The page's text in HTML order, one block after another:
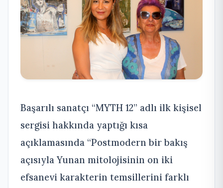
Başarılı sanatçı “MYTH 12” adlı ilk kişisel
sergisi hakkında yaptığı kısa
açıklamasında “Postmodern bir bakış
açısıyla Yunan mitolojisinin on iki
efsanevi karakterin temsillerini farklı